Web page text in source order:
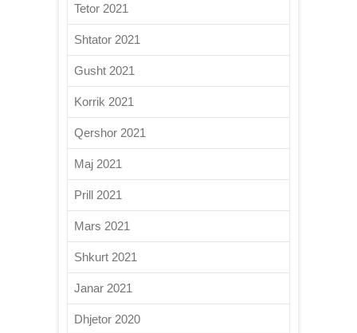
Tetor 2021
Shtator 2021
Gusht 2021
Korrik 2021
Qershor 2021
Maj 2021
Prill 2021
Mars 2021
Shkurt 2021
Janar 2021
Dhjetor 2020